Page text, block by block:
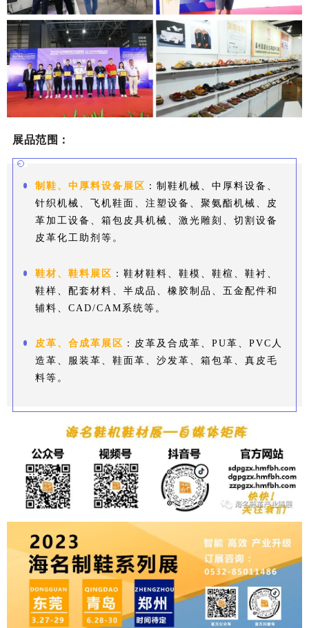
展品范围：
制鞋、中厚料设备展区 ：制鞋机械、中厚料设备、
针织机械、飞机鞋面、注塑设备、聚氨酯机械、皮
革加工设备、箱包皮具机械、激光雕刻、切割设备
皮革化工助剂等。
鞋材、鞋料展区 ：鞋材鞋料、鞋模、鞋楦、鞋衬、
鞋样、配套材料、半成品、橡胶制品、五金配件和
辅料、CAD/CAM系统等。
皮革、合成革展区 ：皮革及合成革、PU革、PVC人
造革、服装革、鞋面革、沙发革、箱包革、真皮毛
料等。